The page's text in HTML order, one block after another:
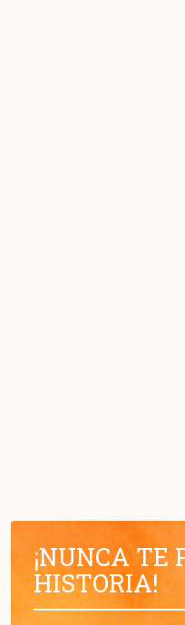
¡NUNCA TE
HISTORIA!